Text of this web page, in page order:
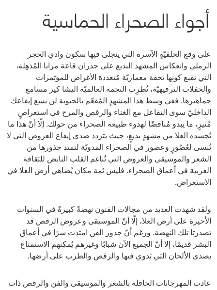
أجواء الصحراء الحماسية
على وقع الخلفيّةٍ الآسرة التي يتجلى فيها سكون وادي الحجر
الرملي وانعكاس المشهد البديع على جدران قاعة مرايا المُذهِلة،
التي تقبع كونها تحفة معماريّة مُتعددة الأغراض للمؤتمرات
والحفلات الترفيهيّة، تُطرِب النجمة العالميّة اليشا كيز مسامع
جماهيرها. ففي وسط هذا المشهدٍ المُفعّم بالحيوية لن يسع إيقاعك
الداخليّ سوى التفاعل مع الغناء والرقص والمرح في استعراضٍ
مُثيرٍ، ما يبدو مُناقضًا لهدوء طبيعة الصحراء من حولك. إلّا أنّ هذا ما
تُجسده العلا من مشهدٍ بديعٍ، حيث يتردد صدى إيقاع العروض التي لا
تُنسى لعُصُورٍ وعصور في الصحراء المدويّة لتمتد جذورها من
الشعر والموسيقى والعروض التي تُناغم القلب النابض للثقافة
العربية في أعماق الصحراء. فليس ثمة مكان يُضاهي أرض العلا في
الاستعراض.
ولقد شهدت العديد من مجالات الفنون نهضةً كبيرةً في السنوات
الأخيرة على أرض العلا، إلّا أنّ الموسيقى وعروض الرقص قد
تصدرتا تلك النهضة. ورغم أنّ جذور الفن امتدت سرًا في أعماق
البشر قديمًا، إلا أنّ الجميع الآن شبابًا وغيرهم يُمكِنهم الاستمتاع
بصدى الألحان التي تدوي فيها والرقص والطرب على أرضها.
عادت المهرجانات الحافلة بالشعر والموسيقى والفن والرقص ذات